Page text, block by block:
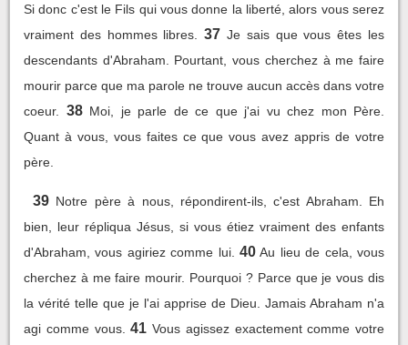
Si donc c'est le Fils qui vous donne la liberté, alors vous serez
vraiment des hommes libres.
37 Je sais que vous êtes les
descendants d'Abraham. Pourtant, vous cherchez à me faire
mourir parce que ma parole ne trouve aucun accès dans votre
coeur.
38 Moi, je parle de ce que j'ai vu chez mon Père.
Quant à vous, vous faites ce que vous avez appris de votre
père.
39 Notre père à nous, répondirent-ils, c'est Abraham. Eh
bien, leur répliqua Jésus, si vous étiez vraiment des enfants
d'Abraham, vous agiriez comme lui. 40 Au lieu de cela, vous
cherchez à me faire mourir. Pourquoi ? Parce que je vous dis
la vérité telle que je l'ai apprise de Dieu. Jamais Abraham n'a
agi comme vous. 41 Vous agissez exactement comme votre